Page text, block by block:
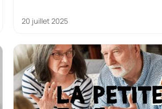
20 juillet 2025